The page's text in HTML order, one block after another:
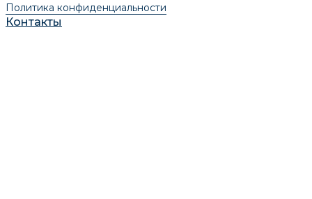
Политика конфиденциальности
Контакты